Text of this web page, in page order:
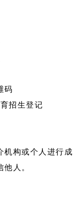
码
招生登记
机构或个人进行成
人。